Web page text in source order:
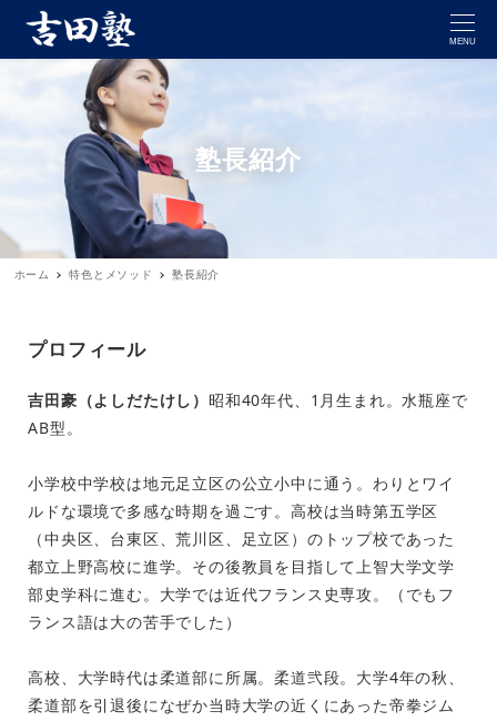
MENU
塾長紹介
ホーム 特色とメソッド 塾長紹介
プロフィール
吉田豪（よしだたけし） 昭和40年代、1月生まれ。水瓶座で
AB型。
小学校中学校は地元足立区の公立小中に通う。わりとワイ
ルドな環境で多感な時期を過ごす。高校は当時第五学区
（中央区、台東区、荒川区、足立区）のトップ校であった
都立上野高校に進学。その後教員を目指して上智大学文学
部史学科に進む。大学では近代フランス史専攻。（でもフ
ランス語は大の苦手でした）
高校、大学時代は柔道部に所属。柔道弐段。大学4年の秋、
柔道部を引退後になぜか当時大学の近くにあった帝拳ジム